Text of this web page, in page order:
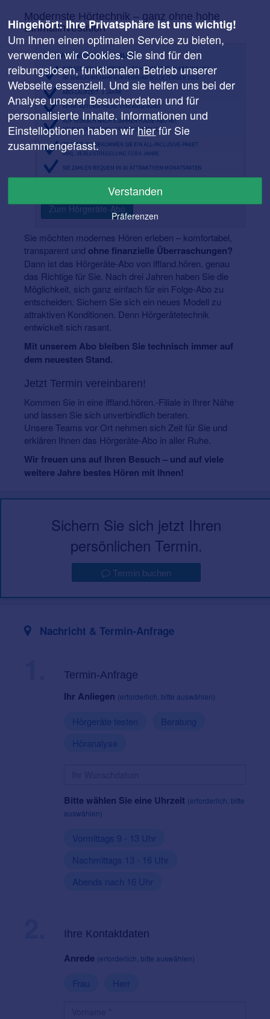
Modernste Hörtechnik – ganz ohne hohe
Einmalinvestition
Die Vorteile des Hörgeräte-Abos für Sie in der Übersicht.
Zum Hörgeräte-Abo
Sie möchten modernes Hören erleben – komfortabel,
transparent und ohne finanzielle Überraschungen?
Dann ist das Hörgeräte-Abo von iffland.hören. genau
das Richtige für Sie. Nach drei Jahren haben Sie die
Möglichkeit, sich ganz einfach für ein Folge-Abo zu
entscheiden. Sichern Sie sich ein neues Modell zu
attraktiven Konditionen. Denn Hörgerätetechnik
entwickelt sich rasant.
Mit unserem Abo bleiben Sie technisch immer auf
dem neuesten Stand.
Jetzt Termin vereinbaren!
Kommen Sie in eine iffland.hören.-Filiale in Ihrer Nähe
und lassen Sie sich unverbindlich beraten.
Unsere Teams vor Ort nehmen sich Zeit für Sie und
erklären Ihnen das Hörgeräte-Abo in aller Ruhe.
Wir freuen uns auf Ihren Besuch – und auf viele
weitere Jahre bestes Hören mit Ihnen!
Sichern Sie sich jetzt Ihren
persönlichen Termin.
Termin buchen
Nachricht & Termin-Anfrage
Termin-Anfrage
Ihr Anliegen (erforderlich, bitte auswählen)
Hörgeräte testen
Beratung
Höranalyse
Bitte wählen Sie eine Uhrzeit (erforderlich, bitte
auswählen)
Vormittags 9 - 13 Uhr
Nachmittags 13 - 16 Uhr
Abends nach 16 Uhr
Ihre Kontaktdaten
Anrede (erforderlich, bitte auswählen)
Frau Herr
Hingehört: Ihre Privatsphäre ist uns wichtig!
Um Ihnen einen optimalen Service zu bieten,
verwenden wir Cookies. Sie sind für den
reibungslosen, funktionalen Betrieb unserer
Webseite essenziell. Und sie helfen uns bei der
Analyse unserer Besucherdaten und für
personalisierte Inhalte. Informationen und
Einstelloptionen haben wirhierfür Sie
zusammengefasst.
Verstanden
Präferenzen